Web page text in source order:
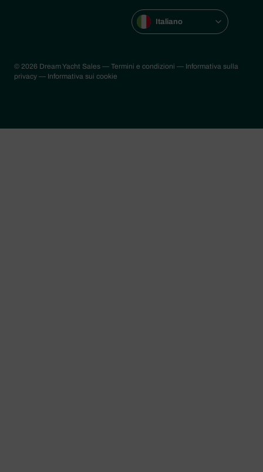
Italiano
© 2026 Dream Yacht Sales — Termini e condizioni — Informativa sulla
privacy — Informativa sui cookie